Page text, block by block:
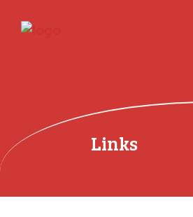
Links